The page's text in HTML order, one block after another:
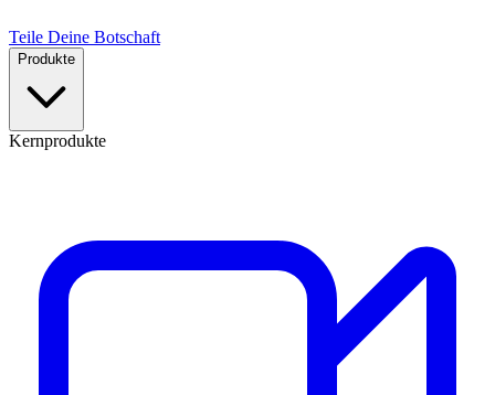
Teile Deine Botschaft
Produkte
Kernprodukte